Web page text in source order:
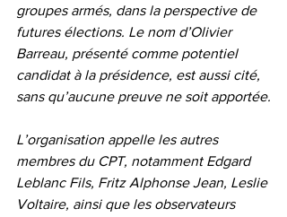
groupes armés, dans la perspective de
futures élections. Le nom d’Olivier
Barreau, présenté comme potentiel
candidat à la présidence, est aussi cité,
sans qu’aucune preuve ne soit apportée.
L’organisation appelle les autres
membres du CPT, notamment Edgard
Leblanc Fils, Fritz Alphonse Jean, Leslie
Voltaire, ainsi que les observateurs